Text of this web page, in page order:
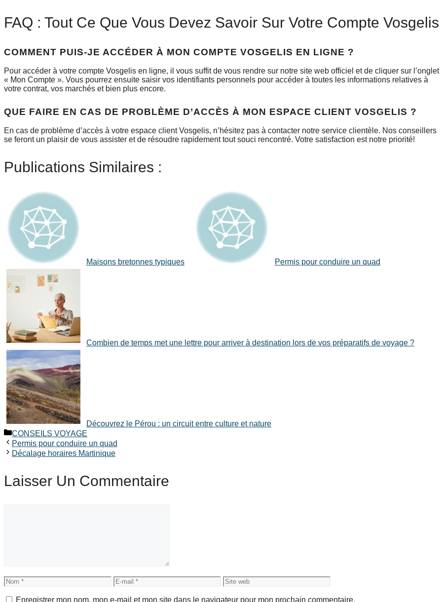
FAQ : Tout Ce Que Vous Devez Savoir Sur Votre Compte Vosgelis
COMMENT PUIS-JE ACCÉDER À MON COMPTE VOSGELIS EN LIGNE ?
Pour accéder à votre compte Vosgelis en ligne, il vous suffit de vous rendre sur notre site web officiel et de cliquer sur l’onglet
« Mon Compte ». Vous pourrez ensuite saisir vos identifiants personnels pour accéder à toutes les informations relatives à
votre contrat, vos marchés et bien plus encore.
QUE FAIRE EN CAS DE PROBLÈME D’ACCÈS À MON ESPACE CLIENT VOSGELIS ?
En cas de problème d’accès à votre espace client Vosgelis, n’hésitez pas à contacter notre service clientèle. Nos conseillers
se feront un plaisir de vous assister et de résoudre rapidement tout souci rencontré. Votre satisfaction est notre priorité!
Publications Similaires :
Maisons bretonnes typiques Permis pour conduire un quad
Combien de temps met une lettre pour arriver à destination lors de vos préparatifs de voyage ?
Découvrez le Pérou : un circuit entre culture et nature
Catégories
CONSEILS VOYAGE
Permis pour conduire un quad
Décalage horaires Martinique
Laisser Un Commentaire
Nom
E-
mail
Site
web
Enregistrer mon nom, mon e-mail et mon site dans le navigateur pour mon prochain commentaire.